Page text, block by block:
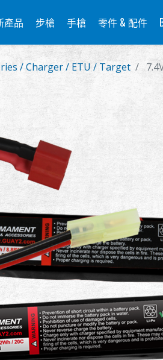
產品 步槍 手槍 零件 & 配件
/ Charger / ETU / Target